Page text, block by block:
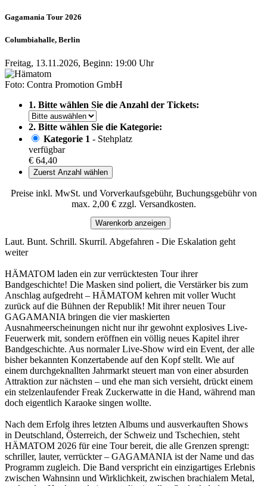
Gagamania Tour 2026
Columbiahalle, Berlin
Freitag, 13.11.2026, Beginn: 19:00 Uhr
Foto: Contra Promotion GmbH
1. Bitte wählen Sie die Anzahl der Tickets:
2. Bitte wählen Sie die Kategorie:
Kategorie 1 - Stehplatz
verfügbar
€ 64,40
Zuerst Anzahl wählen
Preise inkl. MwSt. und Vorverkaufsgebühr, Buchungsgebühr von
max. 2,00 € zzgl. Versandkosten.
Warenkorb anzeigen
Laut. Bunt. Schrill. Skurril. Abgefahren - Die Eskalation geht
weiter
HÄMATOM laden ein zur verrücktesten Tour ihrer
Bandgeschichte! Die Masken sind poliert, die Verstärker bis zum
Anschlag aufgedreht – HÄMATOM kehren mit voller Wucht
zurück auf die Bühnen der Republik! Mit ihrer neuen Tour
GAGAMANIA bringen die vier maskierten
Ausnahmeerscheinungen nicht nur ihr gewohnt explosives Live-
Feuerwerk mit, sondern eröffnen ein völlig neues Kapitel ihrer
Bandgeschichte. Aus normaler Live-Show wird ein Event, der alle
bisher bekannten Konzertabende auf den Kopf stellt. Wie auf
einem durchgeknallten Jahrmarkt steuert man von einer absurden
Attraktion zur nächsten – und ehe man sich versieht, drückt einem
ein stelzenlaufender Freak Zuckerwatte in die Hand, während man
doch eigentlich Karaoke singen wollte.
Nach dem Erfolg ihres letzten Albums und ausverkauften Shows
in Deutschland, Österreich, der Schweiz und Tschechien, steht
HÄMATOM 2026 für eine Tour bereit, die alle Grenzen sprengt:
schriller, lauter, verrückter – GAGAMANIA ist der Name und das
Programm zugleich. Die Band verspricht ein einzigartiges Erlebnis
zwischen Wahnsinn und Wirklichkeit, zwischen brachialem Metal,